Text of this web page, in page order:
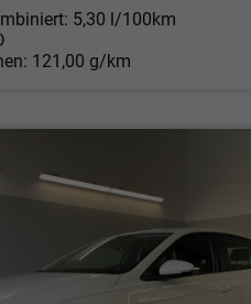
5,30 l/100km
121,00 g/km